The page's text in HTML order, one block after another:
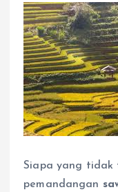
Siapa yang tidak
pemandangan